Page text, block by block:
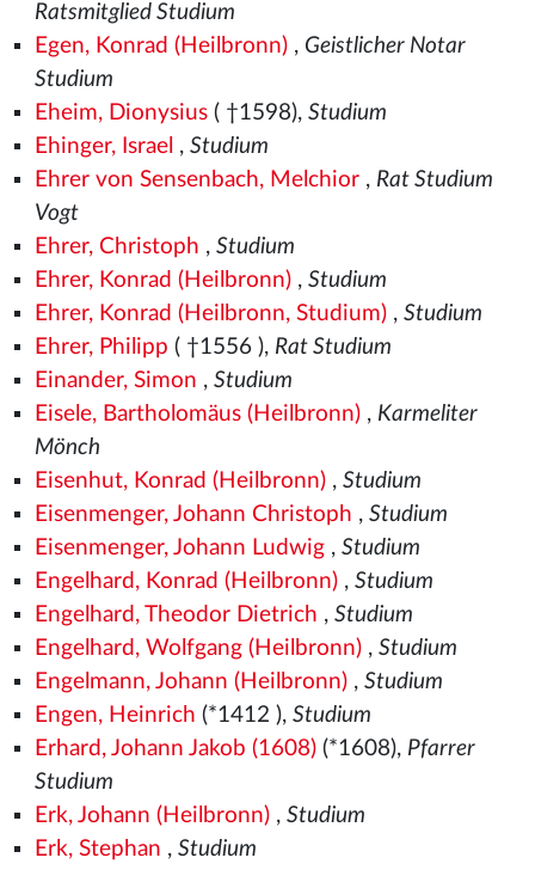
Ratsmitglied Studium
Egen, Konrad (Heilbronn), Geistlicher Notar
Studium
Eheim, Dionysius( †1598), Studium
Ehinger, Israel , Studium
Ehrer von Sensenbach, Melchior, Rat Studium
Vogt
Ehrer, Christoph , Studium
Ehrer, Konrad (Heilbronn), Studium
Ehrer, Konrad (Heilbronn, Studium), Studium
Ehrer, Philipp ( †1556 ), Rat Studium
Einander, Simon , Studium
Eisele, Bartholomäus (Heilbronn), Karmeliter
Mönch
Eisenhut, Konrad (Heilbronn), Studium
Eisenmenger, Johann Christoph , Studium
Eisenmenger, Johann Ludwig, Studium
Engelhard, Konrad (Heilbronn), Studium
Engelhard, Theodor Dietrich , Studium
Engelhard, Wolfgang (Heilbronn), Studium
Engelmann, Johann (Heilbronn), Studium
Engen, Heinrich (*1412 ), Studium
Erhard, Johann Jakob (1608)(*1608), Pfarrer
Studium
Erk, Johann (Heilbronn), Studium
Erk, Stephan , Studium